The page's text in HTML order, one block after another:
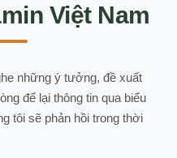
Việt Nam
những ý tưởng, đề xuất
để lại thông tin qua biểu
tôi sẽ phản hồi trong thời